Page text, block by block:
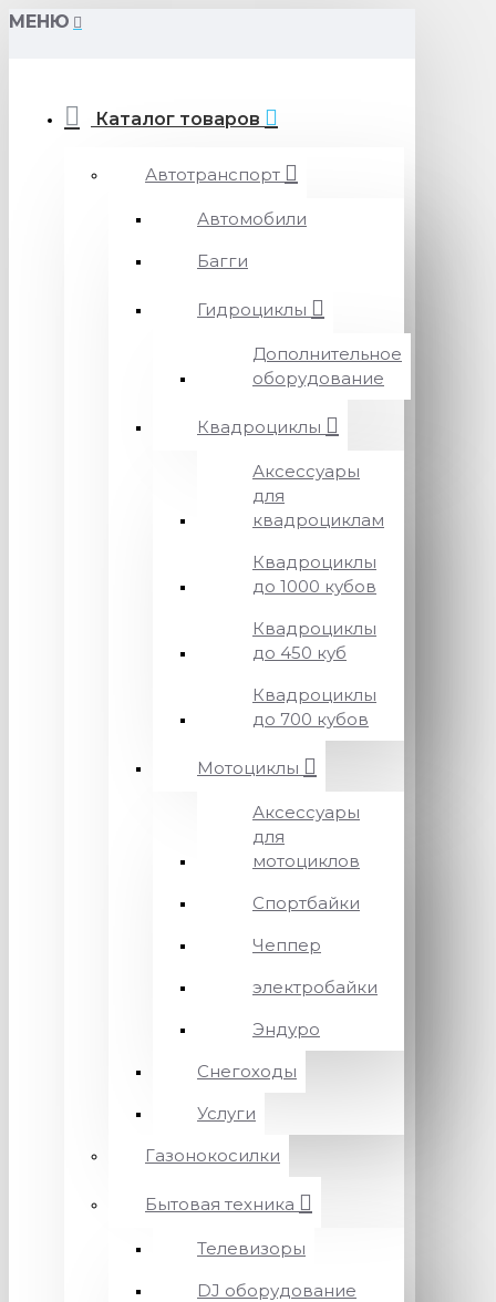
МЕНЮ
Каталог товаров
Автотранспорт
Автомобили
Багги
Гидроциклы
Дополнительное
оборудование
Квадроциклы
Аксессуары
для
квадроциклам
Квадроциклы
до 1000 кубов
Квадроциклы
до 450 куб
Квадроциклы
до 700 кубов
Мотоциклы
Аксессуары
для
мотоциклов
Спортбайки
Чеппер
электробайки
Эндуро
Снегоходы
Услуги
Газонокосилки
Бытовая техника
Телевизоры
DJ оборудование